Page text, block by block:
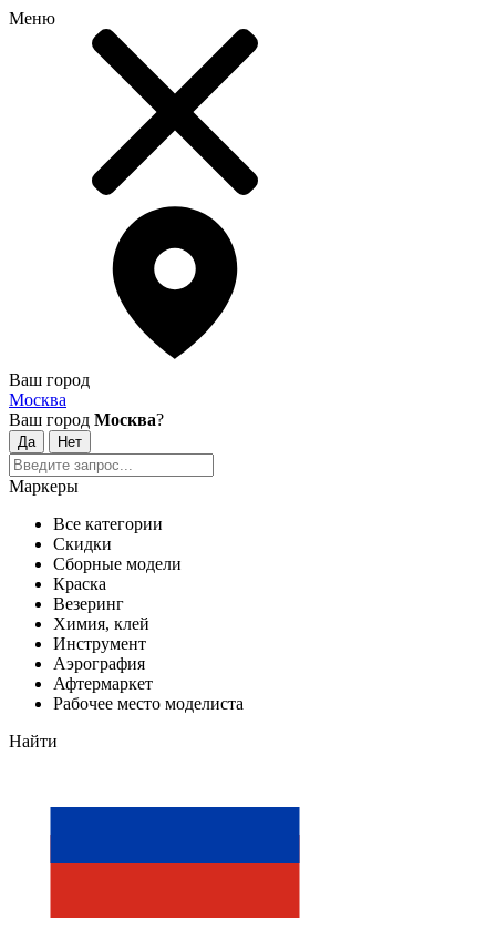
Меню
Ваш город
Москва
Ваш город Москва?
Маркеры
Все категории
Скидки
Сборные модели
Краска
Везеринг
Химия, клей
Инструмент
Аэрография
Афтермаркет
Рабочее место моделиста
Найти